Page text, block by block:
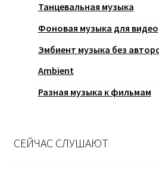
Танцевальная музыка
Фоновая музыка для видео
Эмбиент музыка без
Ambient
Разная музыка к фильмам
СЕЙЧАС СЛУШАЮТ